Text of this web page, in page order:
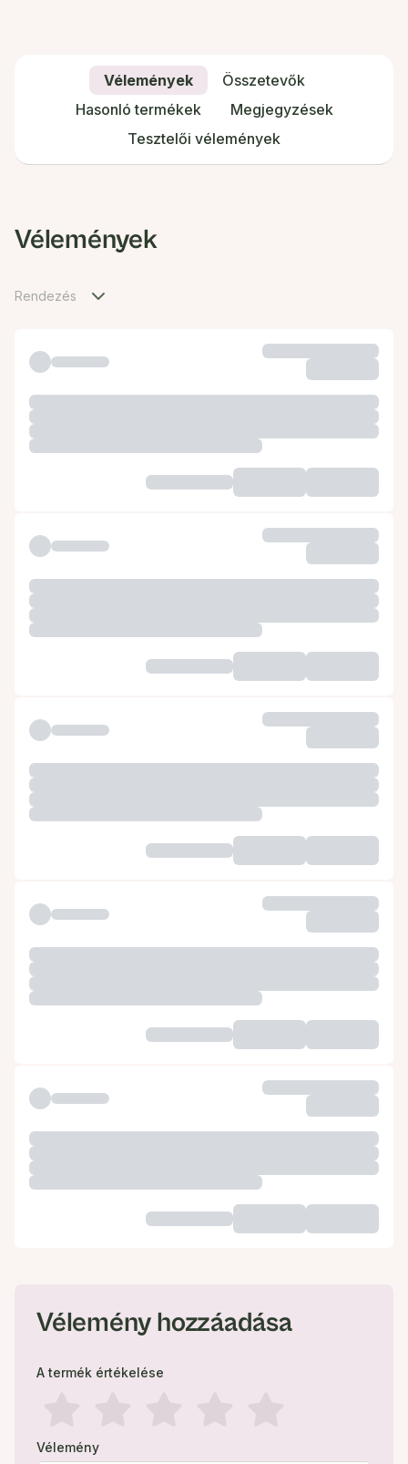
Vélemények
Összetevők
Hasonló termékek
Megjegyzések
Tesztelői vélemények
Vélemények
Rendezés
Vélemény hozzáadása
A termék értékelése
Vélemény